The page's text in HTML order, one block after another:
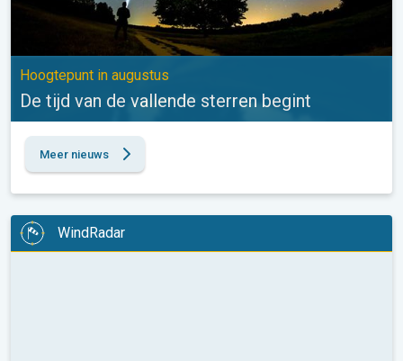
Hoogtepunt in augustus
De tijd van de vallende sterren begint
Meer nieuws
WindRadar